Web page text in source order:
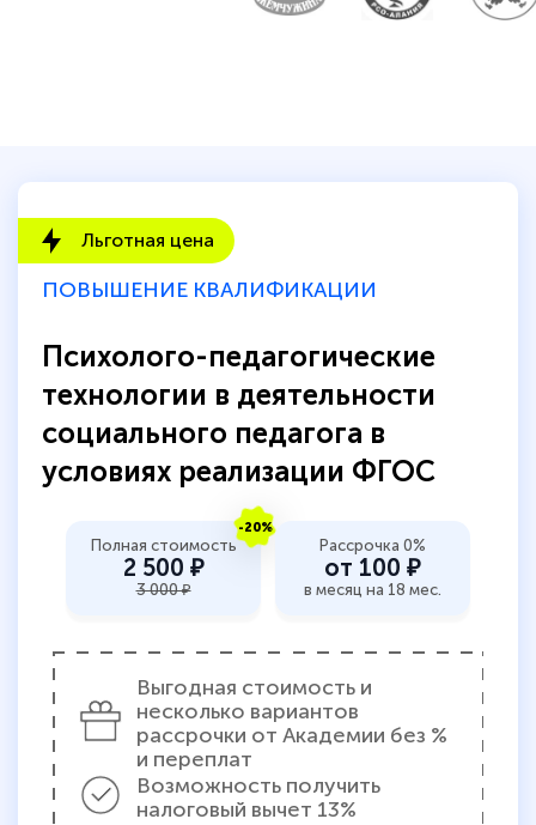
Льготная цена
ПОВЫШЕНИЕ КВАЛИФИКАЦИИ
Психолого-педагогические
технологии в деятельности
социального педагога в
условиях реализации ФГОС
-20%
Полная стоимость
2 500 ₽
3 000 ₽
Рассрочка 0%
от 100 ₽
в месяц на 18 мес.
Выгодная стоимость и
несколько вариантов
рассрочки от Академии без %
и переплат
Возможность получить
налоговый вычет 13%